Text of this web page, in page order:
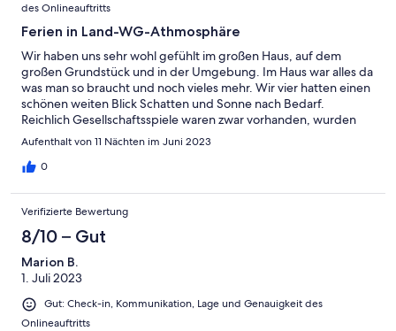
des Onlineauftritts
Ferien in Land-WG-Athmosphäre
Wir haben uns sehr wohl gefühlt im großen Haus, auf dem
großen Grundstück und in der Umgebung. Im Haus war alles da
was man so braucht und noch vieles mehr. Wir vier hatten einen
schönen weiten Blick Schatten und Sonne nach Bedarf.
Reichlich Gesellschaftsspiele waren zwar vorhanden, wurden
aber kaum benötigt.
Aufenthalt von 11 Nächten im Juni 2023
0
Verifizierte Bewertung
8/10 – Gut
Marion B.
1. Juli 2023
Gut: Check-in, Kommunikation, Lage und Genauigkeit des
Onlineauftritts